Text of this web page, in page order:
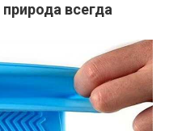
всегда